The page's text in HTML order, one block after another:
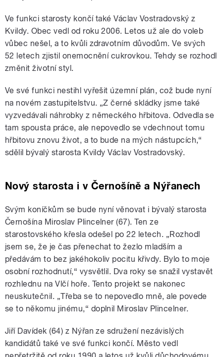
Ve funkci starosty končí také Václav Vostradovský z
Kvildy. Obec vedl od roku 2006. Letos už ale do voleb
vůbec nešel, a to kvůli zdravotním důvodům. Ve svých
52 letech zjistil onemocnění cukrovkou. Tehdy se rozhodl
změnit životní styl.
Ve své funkci nestihl vyřešit územní plán, což bude nyní
na novém zastupitelstvu. „Z černé skládky jsme také
vyzvedávali náhrobky z německého hřbitova. Odvedla se
tam spousta práce, ale nepovedlo se vdechnout tomu
hřbitovu znovu život, a to bude na mých nástupcích,“
sdělil bývalý starosta Kvildy Václav Vostradovský.
Nový starosta i v Černošíně a Nýřanech
Svým koníčkům se bude nyní věnovat i bývalý starosta
Černošína Miroslav Plincelner (67). Ten ze
starostovského křesla odešel po 22 letech. „Rozhodl
jsem se, že je čas přenechat to žezlo mladším a
předávám to bez jakéhokoliv pocitu křivdy. Bylo to moje
osobní rozhodnutí,“ vysvětlil. Dva roky se snažil vystavět
rozhlednu na Vlčí hoře. Tento projekt se nakonec
neuskutečnil. „Třeba se to nepovedlo mně, ale povede
se to někomu jinému,“ doplnil Miroslav Plincelner.
Jiří Davídek (64) z Nýřan ze sdružení nezávislých
kandidátů také ve své funkci končí. Město vedl